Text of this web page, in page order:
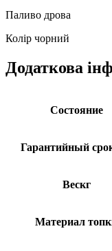
Паливо дрова
Колір чорний
Додаткова
Состояние
Гарантийный
Вескг
Материал